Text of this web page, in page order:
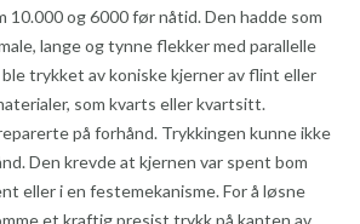
10.000 og 6000 før nåtid. Den hadde som
lange og tynne flekker med parallelle
trykket av koniske kjerner av flint eller
som kvarts eller kvartsitt.
på forhånd. Trykkingen kunne ikke
Den krevde at kjernen var spent bom
eller i en festemekanisme. For å løsne